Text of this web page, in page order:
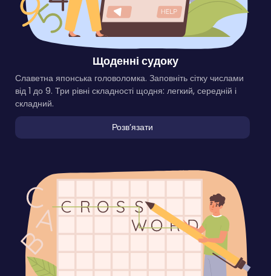
Щоденні судоку
Славетна японська головоломка. Заповніть сітку числами
від 1 до 9. Три рівні складності щодня: легкий, середній і
складний.
Розвʼязати